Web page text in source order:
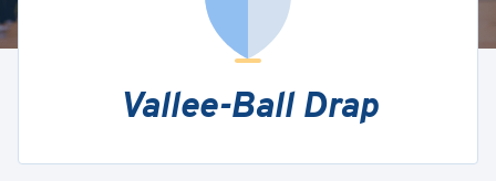
Vallee-Ball Drap